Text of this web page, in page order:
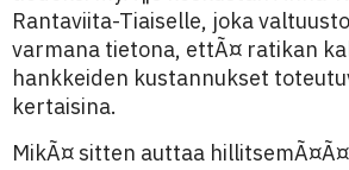
Rantaviita-Tiaiselle, joka
varmana tietona, ettÃ¤ ratikan
hankkeiden kustannukset
kertaisina.
MikÃ¤ sitten auttaa